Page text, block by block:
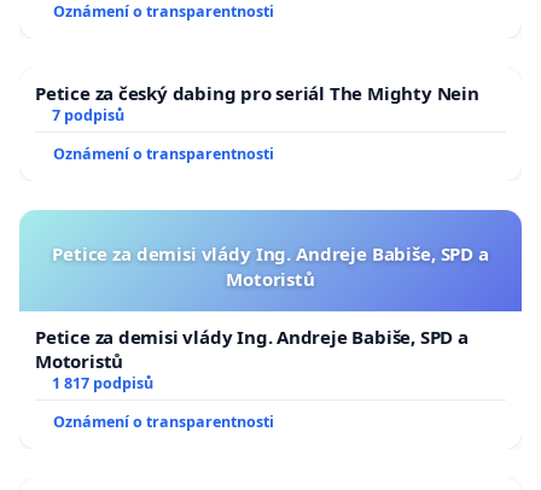
Oznámení o transparentnosti
Petice za český dabing pro seriál The Mighty Nein
7 podpisů
Oznámení o transparentnosti
Petice za demisi vlády Ing. Andreje Babiše, SPD a
Motoristů
Petice za demisi vlády Ing. Andreje Babiše, SPD a
Motoristů
1 817 podpisů
Oznámení o transparentnosti